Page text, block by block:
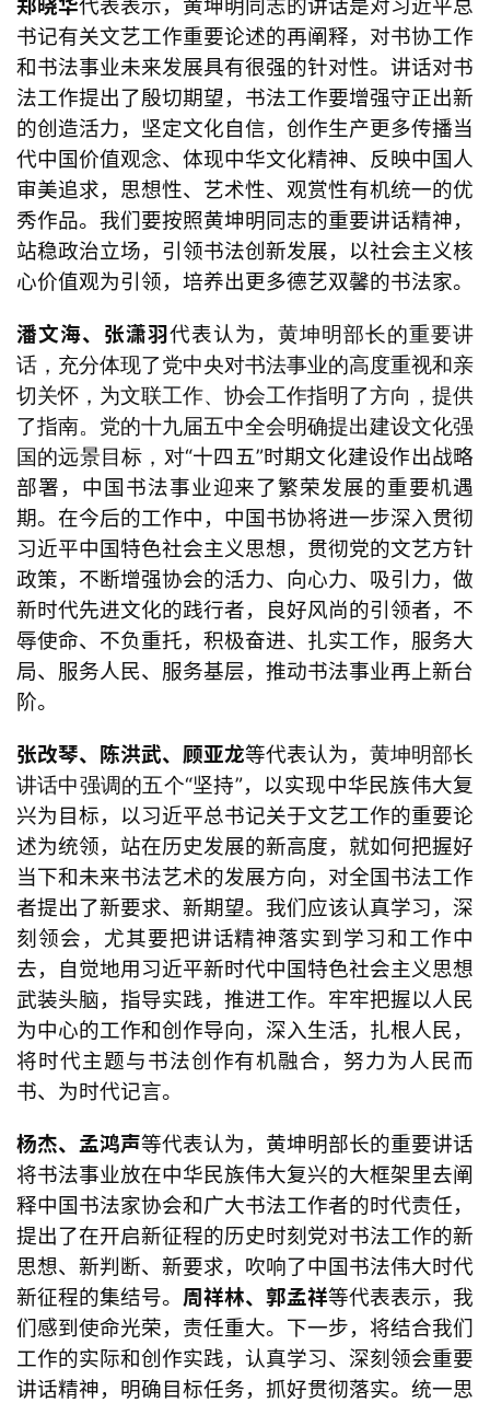
首
页
艺
坛
快
讯
书
法
征
稿
郑晓华代表表示， 黄坤明同志的讲话是对习近平总
书记有关文艺工作重要论述的再阐释，对书协工作
和书法事业未来发展具有很强的针对性。讲话对书
法工作提出了殷切期望，书法工作要增强守正出新
的创造活力，坚定文化自信，创作生产更多传播当
代中国价值观念、体现中华文化精神、反映中国人
审美追求，思想性、艺术性、观赏性有机统一的优
秀作品。我们要按照黄坤明同志的重要讲话精神，
站稳政治立场，引领书法创新发展，以社会主义核
心价值观为引领，培养出更多德艺双馨的书法家。
潘文海、张潇羽 代表认为，黄坤明部长的重要讲
话，充分体现了党中央对书法事业的高度重视和亲
切关怀，为文联工作、协会工作指明了方向，提供
了指南。党的十九届五中全会明确提出建设文化强
国的远景目标，对“十四五”时期文化建设作出战略
部署，中国书法事业迎来了繁荣发展的重要机遇
期。在今后的工作中，中国书协将进一步深入贯彻
习近平中国特色社会主义思想，贯彻党的文艺方针
政策，不断增强协会的活力、向心力、吸引力，做
新时代先进文化的践行者，良好风尚的引领者，不
辱使命、不负重托，积极奋进、扎实工作，服务大
局、服务人民、服务基层，推动书法事业再上新台
阶。
张改琴、陈洪武、顾亚龙等代表认为， 黄坤明部长
讲话中强调的五个“坚持”，以实现中华民族伟大复
兴为目标，以习近平总书记关于文艺工作的重要论
述为统领，站在历史发展的新高度，就如何把握好
当下和未来书法艺术的发展方向，对全国书法工作
者提出了新要求、新期望。我们应该认真学习，深
刻领会，尤其要把讲话精神落实到学习和工作中
去，自觉地用习近平新时代中国特色社会主义思想
武装头脑，指导实践，推进工作。牢牢把握以人民
为中心的工作和创作导向，深入生活，扎根人民，
将时代主题与书法创作有机融合，努力为人民而
书、为时代记言。
杨杰、孟鸿声等代表认为， 黄坤明部长的重要讲话
将书法事业放在中华民族伟大复兴的大框架里去阐
释中国书法家协会和广大书法工作者的时代责任，
提出了在开启新征程的历史时刻党对书法工作的新
思想、新判断、新要求，吹响了中国书法伟大时代
新征程的集结号。 周祥林、郭孟祥等代表表示， 我
们感到使命光荣，责任重大。下一步，将结合我们
工作的实际和创作实践，认真学习、深刻领会重要
讲话精神，明确目标任务，抓好贯彻落实。统一思